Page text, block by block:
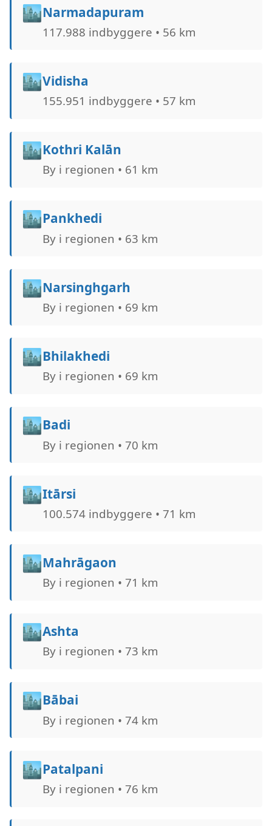
🏙️Narmadapuram
117.988 indbyggere • 56 km
🏙️Vidisha
155.951 indbyggere • 57 km
🏙️Kothri Kalān
By i regionen • 61 km
🏙️Pankhedi
By i regionen • 63 km
🏙️Narsinghgarh
By i regionen • 69 km
🏙️Bhilakhedi
By i regionen • 69 km
🏙️Badi
By i regionen • 70 km
🏙️Itārsi
100.574 indbyggere • 71 km
🏙️Mahrāgaon
By i regionen • 71 km
🏙️Ashta
By i regionen • 73 km
🏙️Bābai
By i regionen • 74 km
🏙️Patalpani
By i regionen • 76 km